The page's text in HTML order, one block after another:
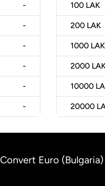
-
-
-
-
-
-
100 LAK
200 LAK
1000 LAK
2000
10000
20000
Convert Euro